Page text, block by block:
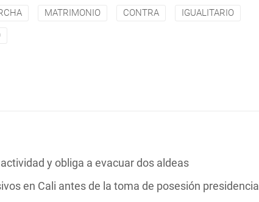
MATRIMONIO CONTRA IGUALITARIO
y obliga a evacuar dos aldeas
en Cali antes de la toma de posesión presidencial